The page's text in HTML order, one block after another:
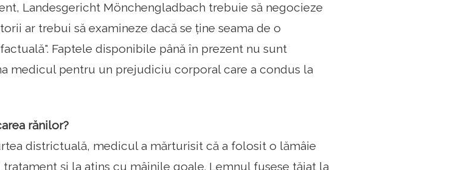
Landesgericht Mönchengladbach trebuie să negocieze
ar trebui să examineze dacă se ține seama de o
Faptele disponibile până în prezent nu sunt
medicul pentru un prejudiciu corporal care a condus la
rănilor?
districtuală, medicul a mărturisit că a folosit o lămâie
și la atins cu mâinile goale. Lemnul fusese tăiat la